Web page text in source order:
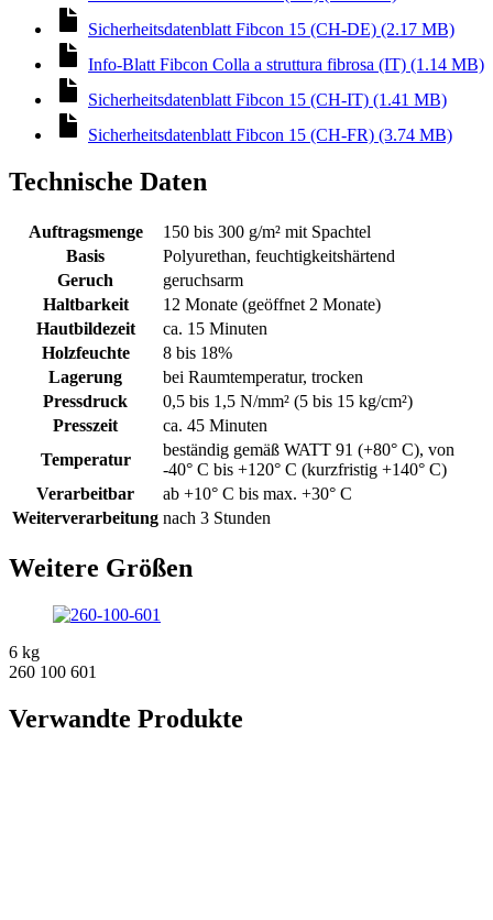
Sicherheitsdatenblatt Fibcon 15 (CH-DE) (2.17 MB)
Info-Blatt Fibcon Colla a struttura fibrosa (IT) (1.14 MB)
Sicherheitsdatenblatt Fibcon 15 (CH-IT) (1.41 MB)
Sicherheitsdatenblatt Fibcon 15 (CH-FR) (3.74 MB)
Technische Daten
Auftragsmenge
150 bis 300 g/m² mit Spachtel
Basis
Polyurethan, feuchtigkeitshärtend
Geruch
geruchsarm
Haltbarkeit
12 Monate (geöffnet 2 Monate)
Hautbildezeit
ca. 15 Minuten
Holzfeuchte
8 bis 18%
Lagerung
bei Raumtemperatur, trocken
Pressdruck
0,5 bis 1,5 N/mm² (5 bis 15 kg/cm²)
Presszeit
ca. 45 Minuten
Temperatur
beständig gemäß WATT 91 (+80° C), von
-40° C bis +120° C (kurzfristig +140° C)
Verarbeitbar
ab +10° C bis max. +30° C
Weiterverarbeitung nach 3 Stunden
Weitere Größen
6 kg
260 100 601
Verwandte Produkte